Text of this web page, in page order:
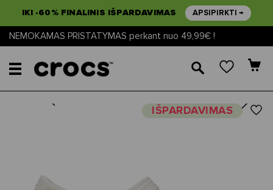
IKI -60% FINALINIS IŠPARDAVIMAS APSIPIRKTI →
NEMOKAMAS PRISTATYMAS perkant nuo 49,99€ !
🔎
IŠPARDAVIMASNext